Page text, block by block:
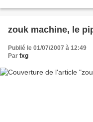
zouk machine, le
Publié le 01/07/2007 à 12:49
Par fxg